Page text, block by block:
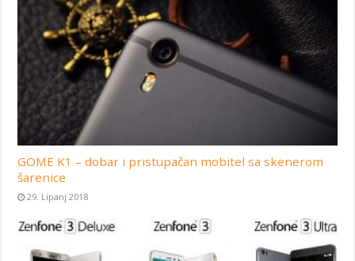
GOME K1 – dobar i pristupačan mobitel sa skenerom
šarenice
29. Lipanj 2018